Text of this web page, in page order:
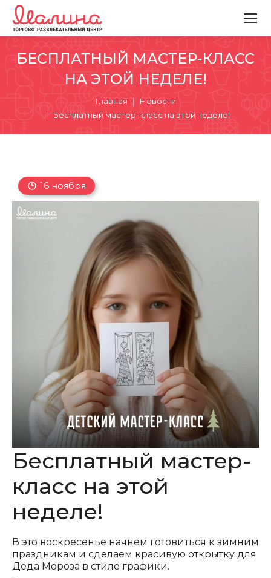
БЕСПЛАТНЫЙ МАСТЕР-КЛАСС
НА ЭТОЙ НЕДЕЛЕ!
Главная
Новости
Бесплатный мастер-класс на этой неделе!
16 ноября
Бесплатный мастер-
класс на этой
неделе!
В это воскресенье начнем готовиться к зимним
праздникам и сделаем красивую открытку для
Деда Мороза в стиле графики.